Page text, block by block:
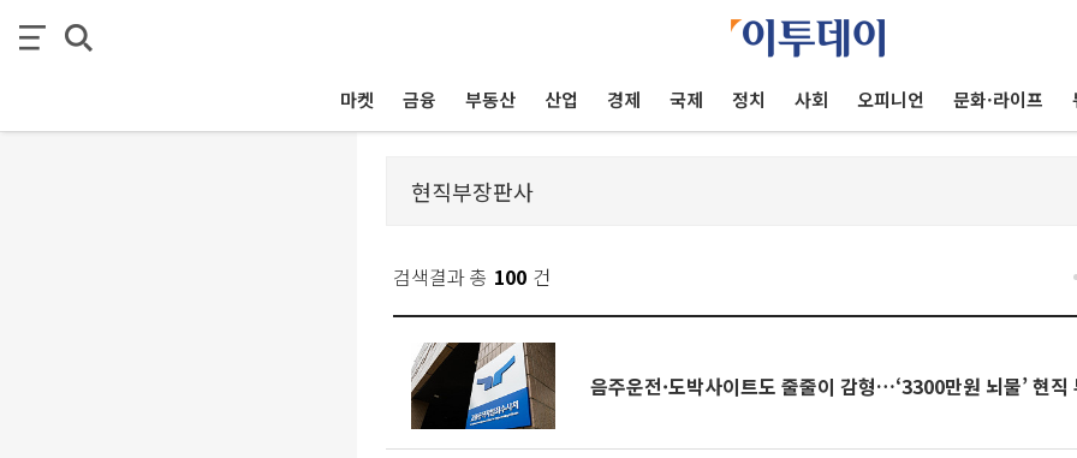
마켓 금융 부동산 산업 경제 국제 정치 사회 오피니언 문화·라이프
검색결과 총 100 건
음주운전·도박사이트도 줄줄이 감형…‘3300만원 뇌물’ 현직